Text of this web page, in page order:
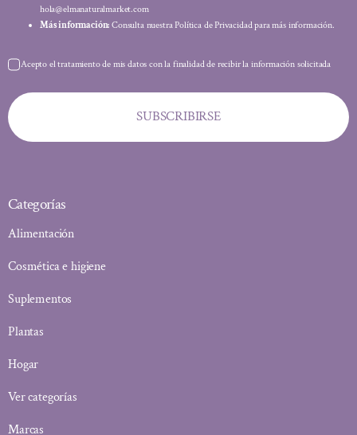
hola@elmanaturalmarket.com
Más información: Consulta nuestra Política de Privacidad para más información.
Acepto el tratamiento de mis datos con la finalidad de recibir la información solicitada
SUBSCRIBIRSE
Categorías
Alimentación
Cosmética e higiene
Suplementos
Plantas
Hogar
Ver categorías
Marcas